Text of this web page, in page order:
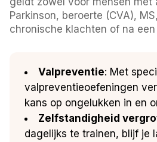
Parkinson, beroerte (CVA),
chronische klachten of na
Valpreventie: Met
valpreventieoefeningen
kans op ongelukken in en
Zelfstandigheid
dagelijks te trainen, blijf je